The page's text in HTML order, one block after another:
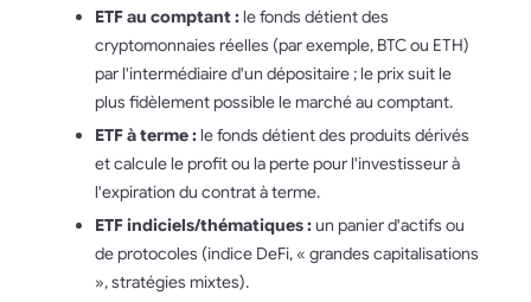
ETF au comptant :le fonds détient des
cryptomonnaies réelles (par exemple, BTC ou ETH)
par l'intermédiaire d'un dépositaire ; le prix suit le
plus fidèlement possible le marché au comptant.
ETF à terme :le fonds détient des produits dérivés
et calcule le profit ou la perte pour l'investisseur à
l'expiration du contrat à terme.
ETF indiciels/thématiques :un panier d'actifs ou
de protocoles (indice DeFi, « grandes capitalisations
», stratégies mixtes).